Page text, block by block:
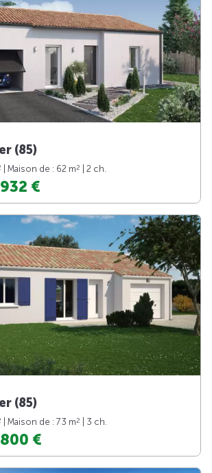
(85)
| Maison de : 62 m2
| 2 ch.
€
(85)
| Maison de : 73 m2
| 3 ch.
€